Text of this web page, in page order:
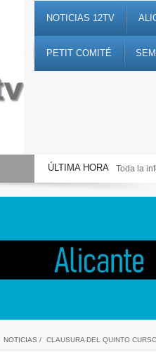
NOTICIAS 12TV
PETIT COMITÉ
ÚLTIMA HORA Toda la
NOTICIAS / CLAUSURA DEL QUINTO